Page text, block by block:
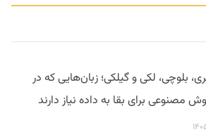
بلوچی، لکی و گیلکی؛ زبان‌هایی که در
مصنوعی برای بقا به داده نیاز دارند